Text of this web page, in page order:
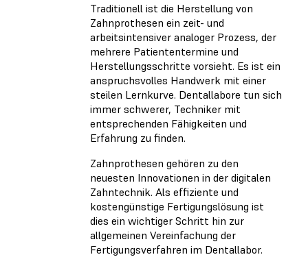
Traditionell ist die Herstellung von
Zahnprothesen ein zeit- und
arbeitsintensiver analoger Prozess, der
mehrere Patiententermine und
Herstellungsschritte vorsieht. Es ist ein
anspruchsvolles Handwerk mit einer
steilen Lernkurve. Dentallabore tun sich
immer schwerer, Techniker mit
entsprechenden Fähigkeiten und
Erfahrung zu finden.
Zahnprothesen gehören zu den
neuesten Innovationen in der digitalen
Zahntechnik. Als effiziente und
kostengünstige Fertigungslösung ist
dies ein wichtiger Schritt hin zur
allgemeinen Vereinfachung der
Fertigungsverfahren im Dentallabor.